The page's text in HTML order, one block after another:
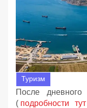
Туризм
После
( подробности тут